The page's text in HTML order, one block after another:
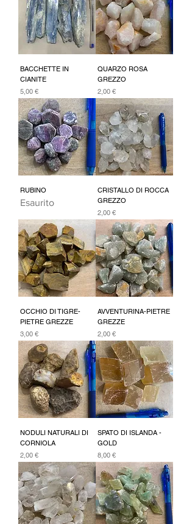
BACCHETTE IN
CIANITE
Prezzo
5,00 €
QUARZO ROSA
GREZZO
Prezzo
2,00 €
RUBINO
Esaurito
CRISTALLO DI ROCCA
GREZZO
Prezzo
2,00 €
OCCHIO DI TIGRE-
PIETRE GREZZE
Prezzo
3,00 €
AVVENTURINA-PIETRE
GREZZE
Prezzo
2,00 €
NODULI NATURALI DI
CORNIOLA
Prezzo
2,00 €
SPATO DI ISLANDA -
GOLD
Prezzo
8,00 €